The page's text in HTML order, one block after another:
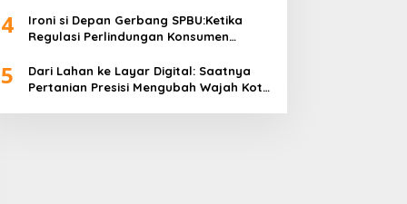
4
Ironi si Depan Gerbang SPBU:Ketika
Regulasi Perlindungan Konsumen
5
Dari Lahan ke Layar Digital: Saatnya
Pertanian Presisi Mengubah Wajah Kota